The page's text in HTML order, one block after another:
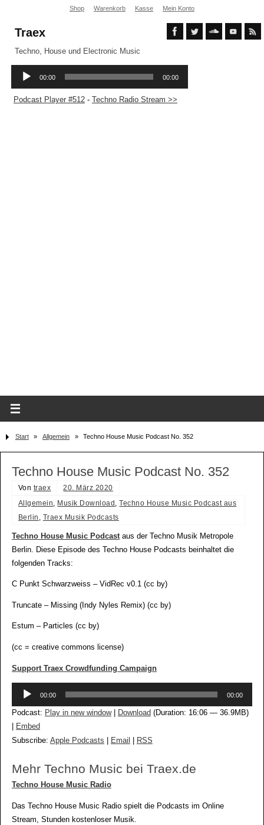
Shop Warenkorb Kasse Mein Konto
Traex
Techno, House und Electronic Music
Podcast Player #512- Techno Radio Stream >>
Start » Allgemein » Techno House Music Podcast No. 352
Techno House Music Podcast No. 352
Von traex
20. März 2020
Allgemein
Musik Download ,Techno House Music Podcast aus
Berlin
Traex Musik Podcasts
Techno House Music Podcastaus der Techno Musik Metropole
Berlin. Diese Episode des Techno House Podcasts beinhaltet die
folgenden Tracks:
C Punkt Schwarzweiss – VidRec v0.1 (cc by)
Truncate – Missing (Indy Nyles Remix) (cc by)
Estum – Particles (cc by)
(cc = creative commons license)
Support Traex Crowdfunding Campaign
Audio-
00:00 00:00
Podcast: Play in new window| Download (Duration: 16:06 — 36.9MB)
Embed
Subscribe: Apple Podcasts Email RSS
Mehr Techno Music bei Traex.de
Techno House Music Radio
Das Techno House Music Radio spielt die Podcasts im Online
Stream, Stunden kostenloser Musik.